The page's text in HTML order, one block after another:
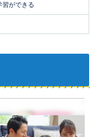
習ができる